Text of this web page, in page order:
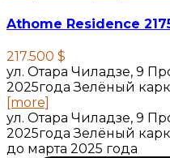
Athome Residence
217.500 $
ул. Отара Чиладзе, 9
2025года Зелёный
[more]
ул. Отара Чиладзе, 9
2025года Зелёный
до марта 2025 года